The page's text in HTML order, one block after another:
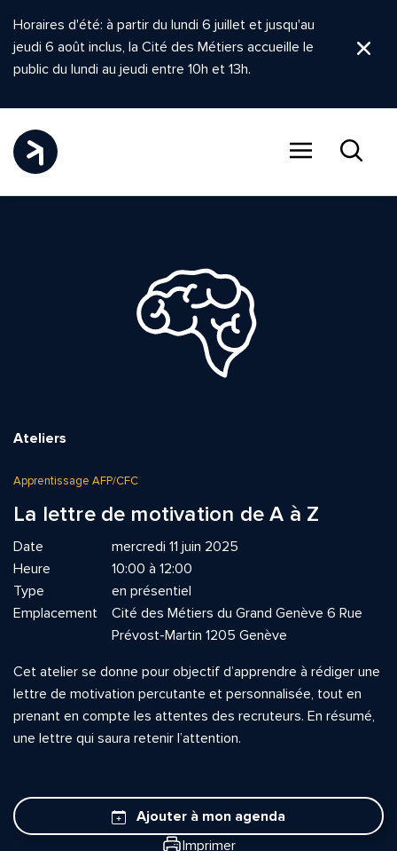
Horaires d'été: à partir du lundi 6 juillet et jusqu'au
jeudi 6 août inclus, la Cité des Métiers accueille le
public du lundi au jeudi entre 10h et 13h.
Ateliers
Apprentissage AFP/CFC
La lettre de motivation de A à Z
Date
mercredi 11 juin 2025
Heure
10:00 à 12:00
Type
en présentiel
Emplacement
Cité des Métiers du Grand Genève 6 Rue
Prévost-Martin 1205 Genève
Cet atelier se donne pour objectif d’apprendre à rédiger une
lettre de motivation percutante et personnalisée, tout en
prenant en compte les attentes des recruteurs. En résumé,
une lettre qui saura retenir l’attention.
Ajouter à mon agenda
Imprimer